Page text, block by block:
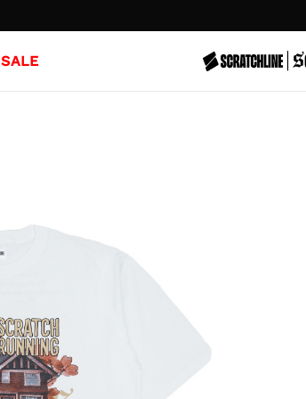
SALE